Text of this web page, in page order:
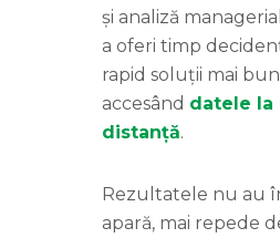
și analiză
a oferi timp
rapid soluții mai
accesând datele
distanță.
Rezultatele nu au
apară, mai repede